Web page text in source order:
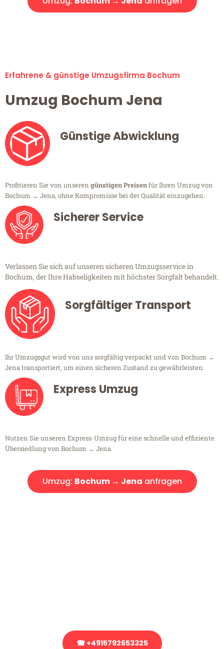
Erfahrene & günstige Umzugsfirma Bochum
Umzug Bochum Jena
Günstige Abwicklung
Profitieren Sie von unseren günstigen Preisenfür Ihren Umzug von
Bochum → Jena, ohne Kompromisse bei der Qualität einzugehen.
Sicherer Service
Verlassen Sie sich auf unseren sicheren Umzugsservice in
Bochum, der Ihre Habseligkeiten mit höchster Sorgfalt behandelt.
Sorgfältiger Transport
Ihr Umzugsgut wird von uns sorgfältig verpackt und von Bochum →
Jena transportiert, um einen sicheren Zustand zu gewährleisten.
Express Umzug
Nutzen Sie unseren Express-Umzug für eine schnelle und effiziente
Übersiedlung von Bochum → Jena.
Umzug: Bochum → Jena anfragen
☎ +4915792653325